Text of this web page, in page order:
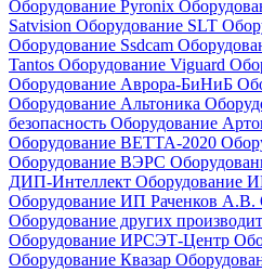
Оборудование Pyronix
Satvision Оборудование SLT
Оборудование Ssdcam
Tantos Оборудование Viguard
Оборудование Аврора-БиНиБ
Оборудование Альтоника
безопасность Оборудование
Оборудование ВЕТТА-2020
Оборудование ВЭРС
ДИП-Интеллект Оборудование
Оборудование ИП Раченков А.В.
Оборудование других
Оборудование ИРСЭТ-Центр
Оборудование Квазар